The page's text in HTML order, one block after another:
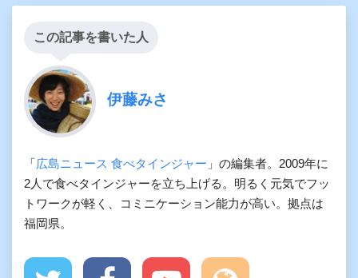
この記事を書いた人
伊藤みさ
「広島ニュース 食べタインジャー 」の編集者。2009年に
2人で食べタインジャーを立ち上げる。明るく元気でフッ
トワークが軽く、コミニケーション能力が高い。拠点は
福岡県。